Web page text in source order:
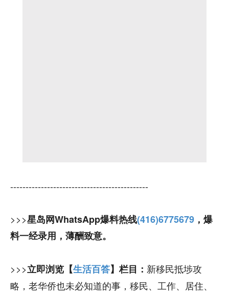
---------------------------------------------
>>>星岛网WhatsApp爆料热线(416)6775679 ，爆
料一经录用，薄酬致意。
>>>立即浏览【生活百答】栏目： 新移民抵埗攻
略，老华侨也未必知道的事，移民、工作、居住、